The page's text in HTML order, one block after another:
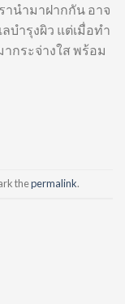
นำมาฝากกัน อาจ
บำรุงผิว แต่เมื่อทำ
กระจ่างใส พร้อม
thepermalink.